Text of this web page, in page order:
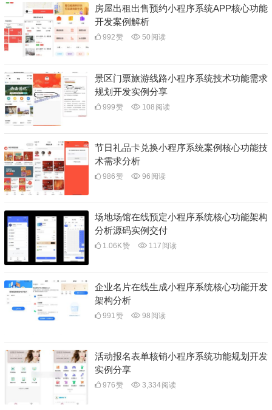
房屋出租出售预约小程序系统APP核心功能
开发案例解析
992赞 50 阅读
景区门票旅游线路小程序系统技术功能需求
规划开发实例分享
999赞 108 阅读
节日礼品卡兑换小程序系统案例核心功能技
术需求分析
986赞 96 阅读
场地场馆在线预定小程序系统核心功能架构
分析源码实例交付
1.06K赞 117 阅读
企业名片在线生成小程序系统核心功能开发
架构分析
991赞 98 阅读
活动报名表单核销小程序系统功能规划开发
实例分享
976赞 3,334阅读